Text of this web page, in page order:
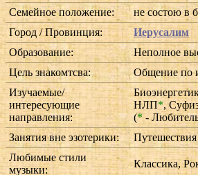
Семейное положение:
не состою в
Город / Провинция:
Иерусалим
Образование:
Неполное
Цель знакомтсва:
Общение по
Изучаемые/
интересующие
направления:
НЛП*,
(*-
Занятия вне эзотерики:
Путешествия
Любимые стили
музыки:
Классика,